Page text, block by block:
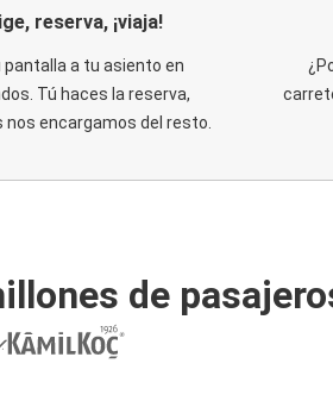
reserva, ¡viaja!
pantalla a tu asiento en
Tú haces la reserva,
encargamos del resto.
de